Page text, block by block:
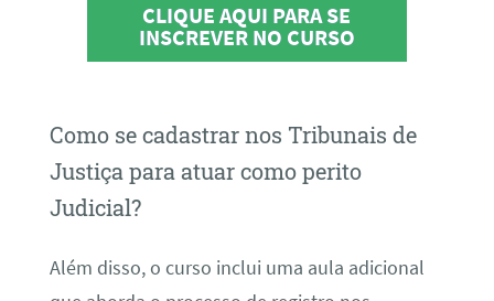
CLIQUE AQUI PARA SE
INSCREVER NO CURSO
Como se cadastrar nos Tribunais de
Justiça para atuar como perito
Judicial?
Além disso, o curso inclui uma aula adicional